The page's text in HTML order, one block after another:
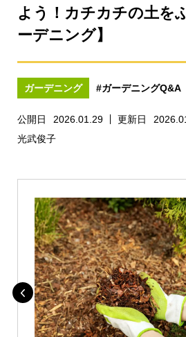
よう！カチカチの土を
ーデニング】
ガーデニング #ガーデニングQ&A
公開日 2026.01.29 更新日
光武俊子